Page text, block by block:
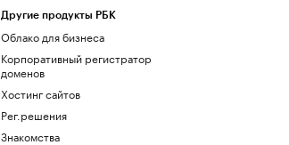
Другие продукты РБК
Облако для бизнеса
Корпоративный регистратор
доменов
Хостинг сайтов
Рег.решения
Знакомства